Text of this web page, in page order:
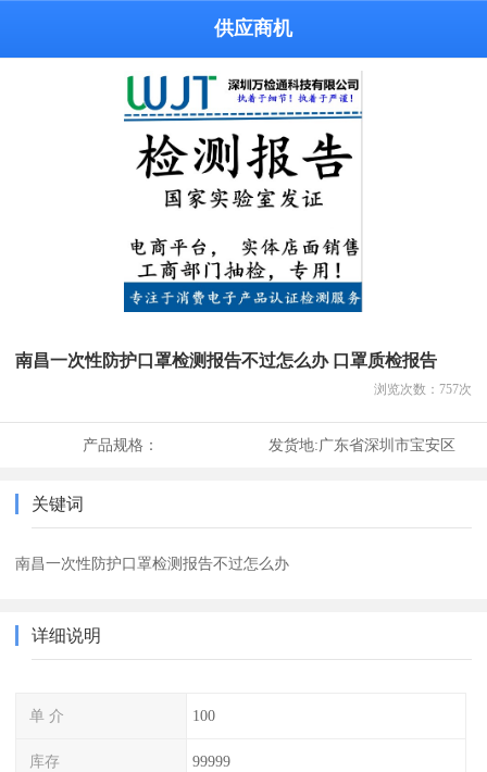
供应商机
南昌一次性防护口罩检测报告不过怎么办 口罩质检报告
浏览次数： 757次
产品规格： 发货地:广东省深圳市宝安区
关键词
南昌一次性防护口罩检测报告不过怎么办
详细说明
单 介 100
库存 99999